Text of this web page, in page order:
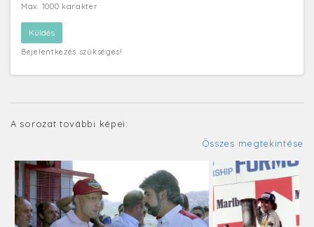
Max. 1000 karakter
Bejelentkezés szükséges!
A sorozat további képei:
Összes megtekintése